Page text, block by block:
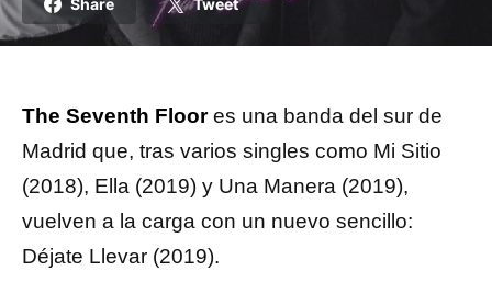
Share Tweet
The Seventh Floores una banda del sur de
Madrid que, tras varios singles como Mi Sitio
(2018), Ella (2019) y Una Manera (2019),
vuelven a la carga con un nuevo sencillo:
Déjate Llevar (2019).